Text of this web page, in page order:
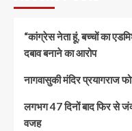
“कांग्रेस नेता हूं, बच्चों का
दबाव बनाने का आरोप
नागवासुकी मंदिर
लगभग 47 दिनों बाद फिर से
वजह